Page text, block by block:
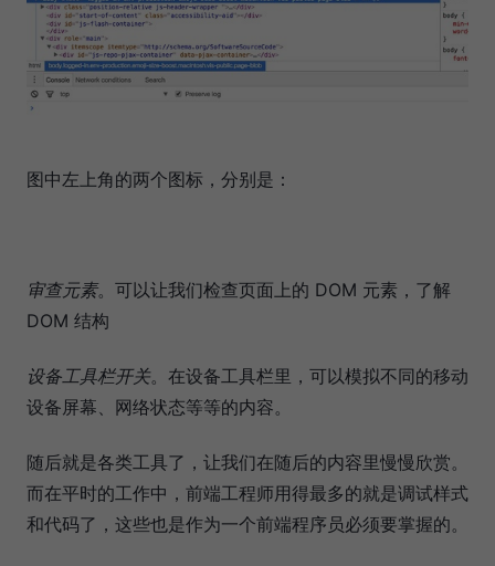
图中左上角的两个图标，分别是：
审查元素。可以让我们检查页面上的 DOM 元素，了解
DOM 结构
设备工具栏开关。在设备工具栏里，可以模拟不同的移动
设备屏幕、网络状态等等的内容。
随后就是各类工具了，让我们在随后的内容里慢慢欣赏。
而在平时的工作中，前端工程师用得最多的就是调试样式
和代码了，这些也是作为一个前端程序员必须要掌握的。